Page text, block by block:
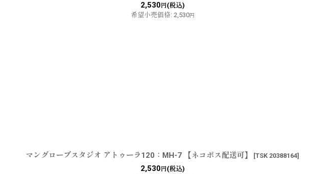
2,530円(税込)
希望小売価格: 2,530円
マングローブスタジオ アトゥーラ120：MH-7 【ネコポス配送可】 [TSK 20388164]
2,530円(税込)